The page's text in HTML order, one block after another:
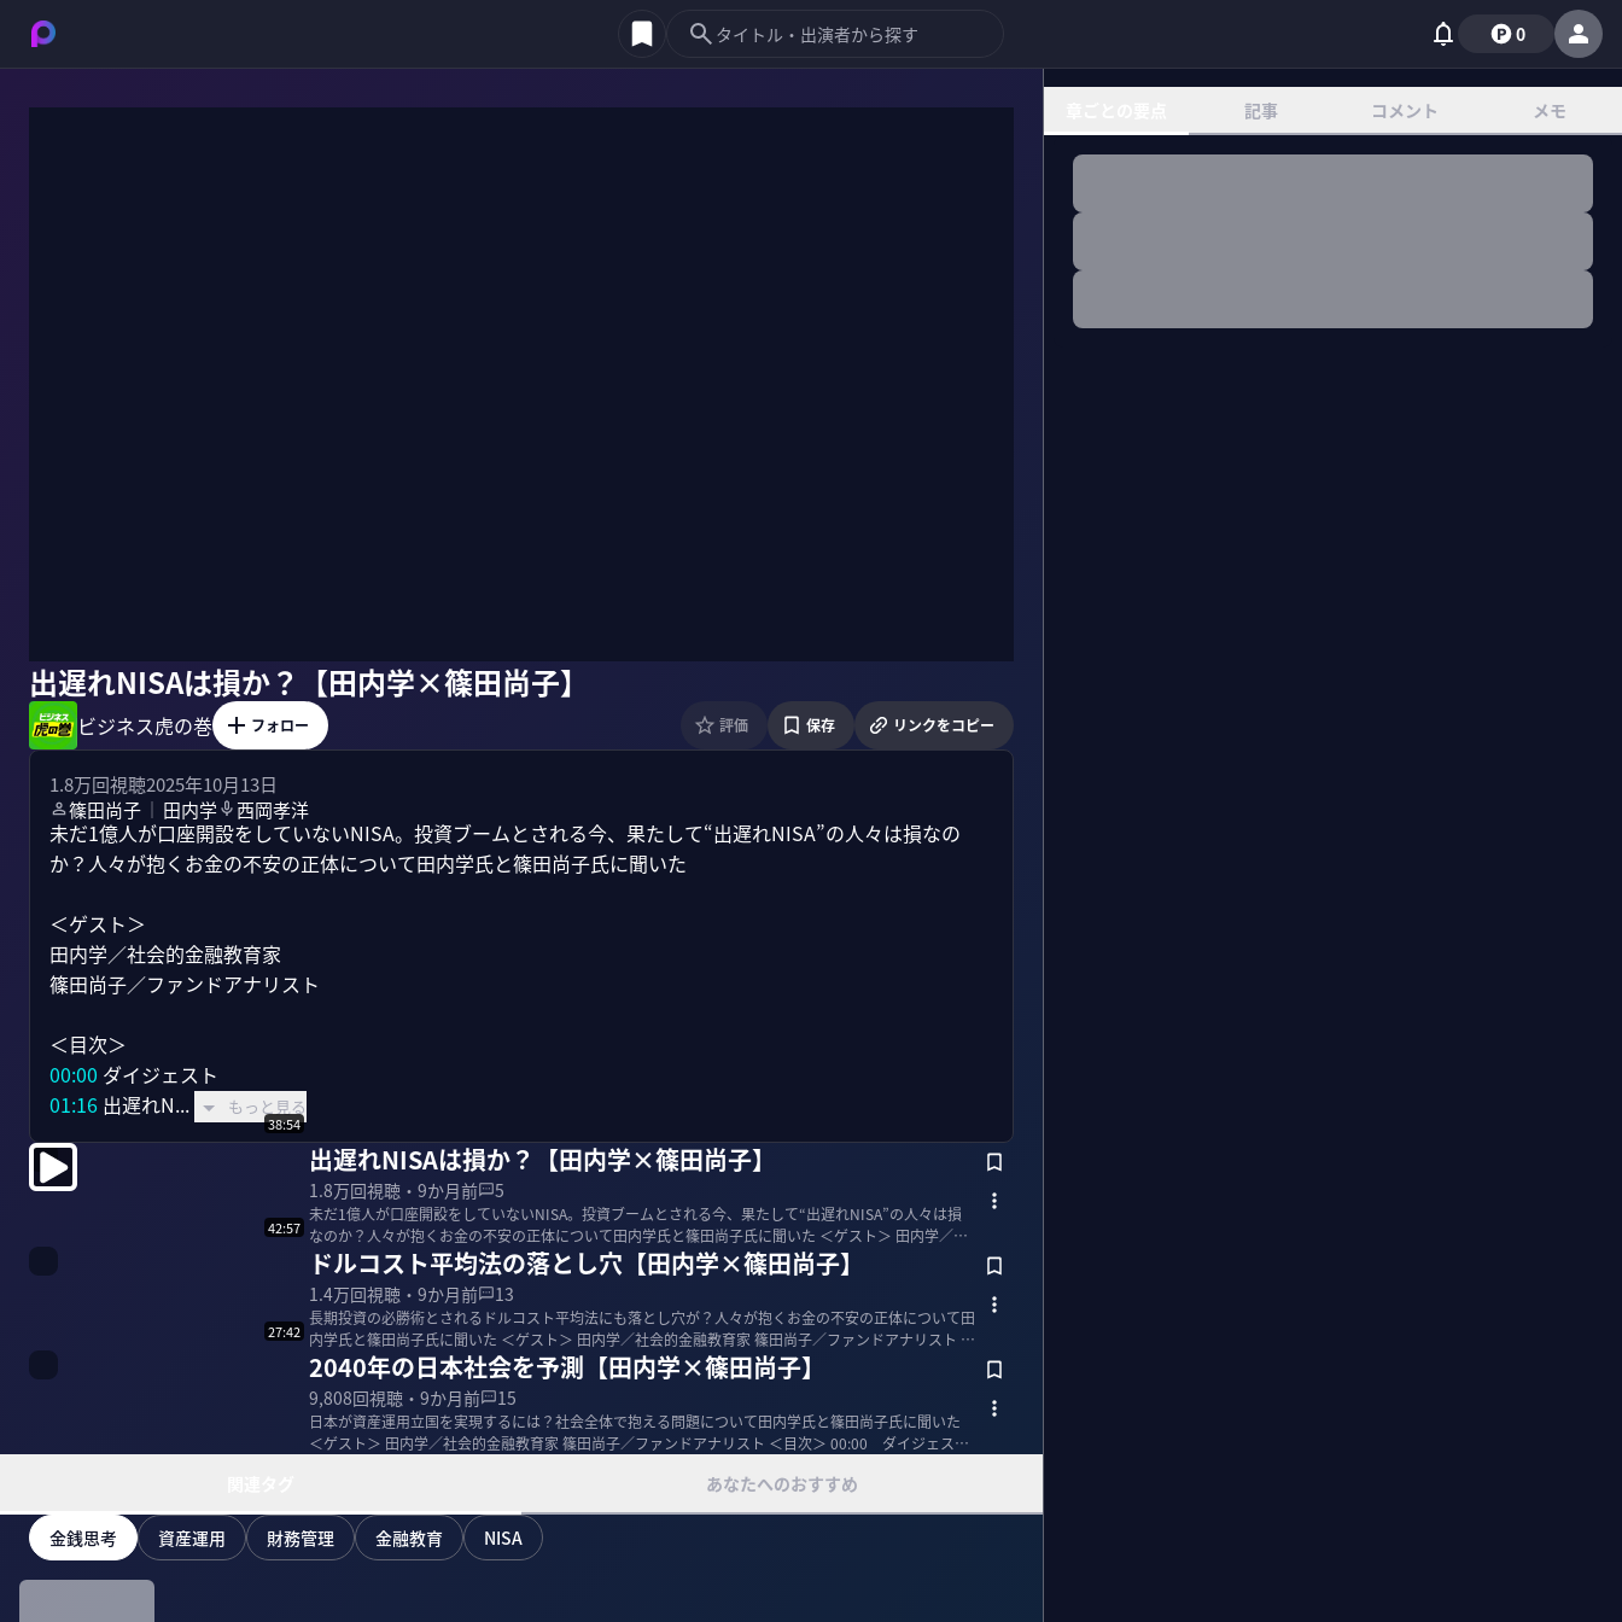
0
出遅れNISAは損か？【田内学×篠田尚子】
ビジネス虎の巻 フォロー 評価 保存 リンクをコピー
1.8万回視聴2025年10月13日
篠田尚子 ｜ 田内学 西岡孝洋
未だ1億人が口座開設をしていないNISA。投資ブームとされる今、果たして“出遅れNISA”の人々は損なの
か？人々が抱くお金の不安の正体について田内学氏と篠田尚子氏に聞いた
＜ゲスト＞
田内学／社会的金融教育家
篠田尚子／ファンドアナリスト
00:00
01:16 出遅れN... もっと見る
38:54
出遅れNISAは損か？【田内学×篠田尚子】
1.8万回視聴・ 9か月前 5
未だ1億人が口座開設をしていないNISA。投資ブームとされる今、果たして“出遅れNISA”の人々は損
なのか？人々が抱くお金の不安の正体について田内学氏と篠田尚子氏に聞いた ＜ゲスト＞ 田内学／社
会的...
42:57
ドルコスト平均法の落とし穴【田内学×篠田尚子】
1.4万回視聴・ 9か月前 13
長期投資の必勝術とされるドルコスト平均法にも落とし穴が？人々が抱くお金の不安の正体について田
内学氏と篠田尚子氏に聞いた ＜ゲスト＞ 田内学／社会的金融教育家 篠田尚子／ファンドアナリスト サ
ムネイ...
27:42
2040年の日本社会を予測【田内学×篠田尚子】
9,808回視聴・ 9か月前 15
日本が資産運用立国を実現するには？社会全体で抱える問題について田内学氏と篠田尚子氏に聞いた
＜ゲスト＞ 田内学／社会的金融教育家 篠田尚子／ファンドアナリスト ＜目次＞ 00:00 ダイジェスト
あなたへのおすすめ
金銭思考 資産運用 財務管理 金融教育 NISA
記事 コメント メモ